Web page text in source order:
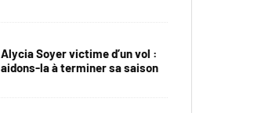
Alycia Soyer victime d’un vol :
aidons-la à terminer sa saison